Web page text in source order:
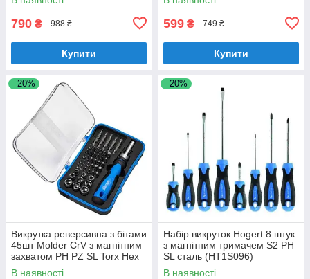
790 ₴ 988 ₴
Купити
599 ₴ 749 ₴
Купити
–20%
Викрутка реверсивна з бітами
45шт Molder CrV з магнітним
захватом PH PZ SL Torx Hex
PL (MT32345)
В наявності
–20%
Набір викруток Hogert 8 штук
з магнітним тримачем S2 PH
SL сталь (HT1S096)
В наявності